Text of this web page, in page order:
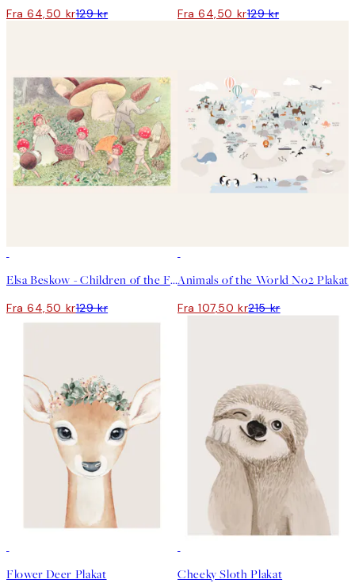
Fra 64,50 kr129 kr Fra 64,50 kr129 kr
Elsa Beskow - Children of the Forest No3 Plakat
Fra 64,50 kr129 kr
Animals of the World No2 Plakat
Fra 107,50 kr215 kr
Flower Deer Plakat Cheeky Sloth Plakat